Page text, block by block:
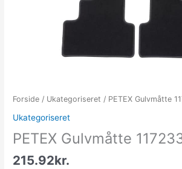
Forside / Ukategoriseret / PETEX Gulvmåtte
Ukategoriseret
PETEX Gulvmåtte
215.92kr.